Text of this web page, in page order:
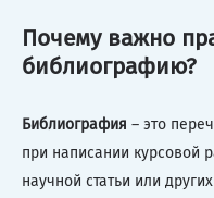
Почему важно
библиографию?
Библиография – это
при написании курсовой
научной статьи или